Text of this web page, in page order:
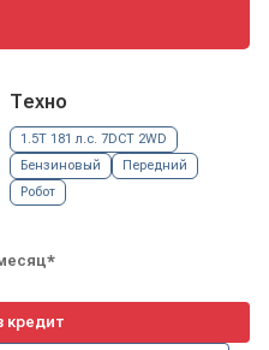
Техно
1.5T 181 л.с. 7DCT 2WD
Бензиновый
Передний
Робот
месяц*
кредит